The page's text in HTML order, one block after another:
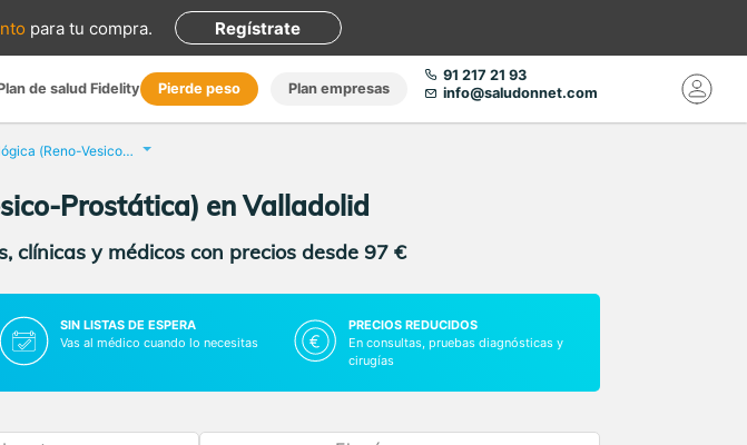
para tu compra. Regístrate
de salud Fidelity Pierde peso Plan empresas
91 217 21 93
info@saludonnet.com
Ecografía Urológica (Reno-Vesico-Prostática)
Prostática) en Valladolid
clínicas y médicos con precios desde 97 €
SIN LISTAS DE ESPERA
Vas al médico cuando lo necesitas
PRECIOS REDUCIDOS
En consultas, pruebas diagnósticas y
cirugías